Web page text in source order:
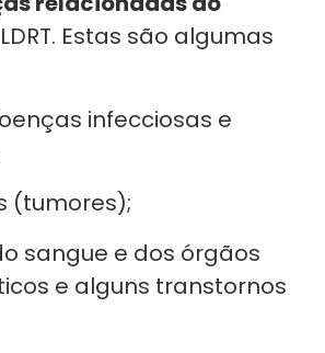
Estas são algumas
infecciosas e
(tumores);
sangue e dos órgãos
e alguns transtornos